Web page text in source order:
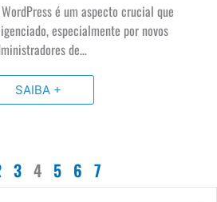
é um aspecto crucial que
especialmente por novos
de…
SAIBA +
3 4 5 6 7